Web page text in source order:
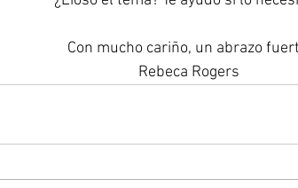
Con mucho cariño, un abrazo
Rebeca Rogers